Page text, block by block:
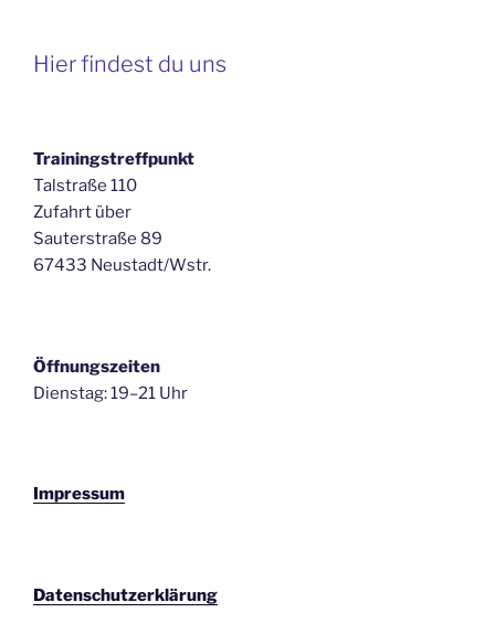
Hier findest du uns
Trainingstreffpunkt
Talstraße 110
Zufahrt über
Sauterstraße 89
67433 Neustadt/Wstr.
Öffnungszeiten
Dienstag: 19–21 Uhr
Impressum
Datenschutzerklärung